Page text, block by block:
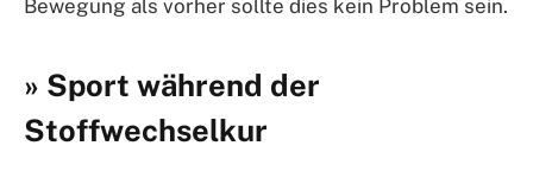
Bewegung als vorher sollte dies kein Problem sein.
» Sport während der
Stoffwechselkur